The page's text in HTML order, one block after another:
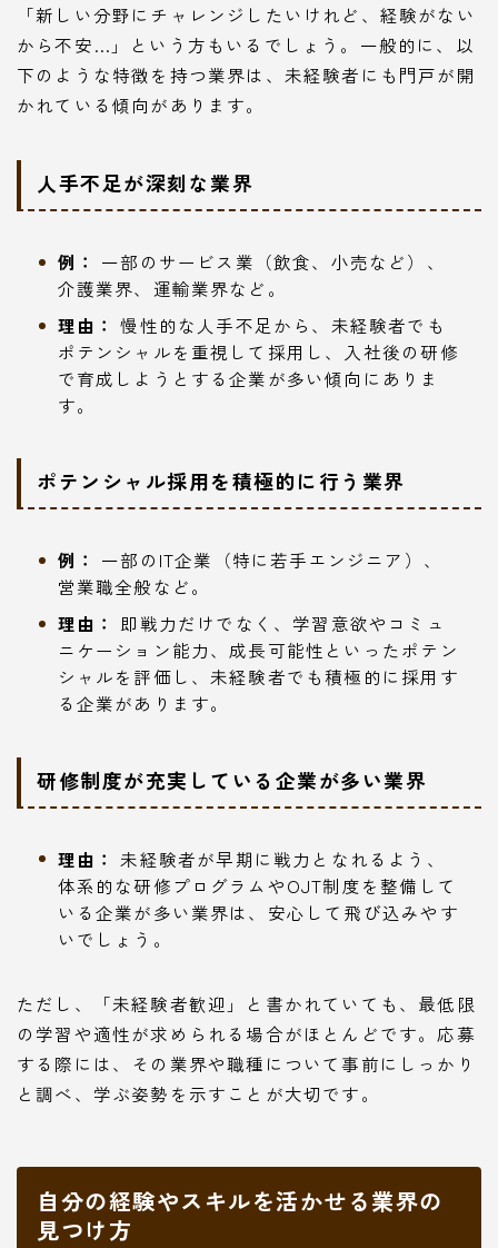
「新しい分野にチャレンジしたいけれど、経験がない
から不安…」という方もいるでしょう。一般的に、以
下のような特徴を持つ業界は、未経験者にも門戸が開
かれている傾向があります。
人手不足が深刻な業界
例：
一部のサービス業（飲食、小売など）、
介護業界、運輸業界など。
理由： 慢性的な人手不足から、未経験者でも
ポテンシャルを重視して採用し、入社後の研修
で育成しようとする企業が多い傾向にありま
す。
ポテンシャル採用を積極的に行う業界
例：
一部のIT企業（特に若手エンジニア）、
営業職全般など。
理由：
即戦力だけでなく、学習意欲やコミュ
ニケーション能力、成長可能性といったポテン
シャルを評価し、未経験者でも積極的に採用す
る企業があります。
研修制度が充実している企業が多い業界
理由：
未経験者が早期に戦力となれるよう、
体系的な研修プログラムやOJT制度を整備して
いる企業が多い業界は、安心して飛び込みやす
いでしょう。
ただし、「未経験者歓迎」と書かれていても、最低限
の学習や適性が求められる場合がほとんどです。応募
する際には、その業界や職種について事前にしっかり
と調べ、学ぶ姿勢を示すことが大切です。
自分の経験やスキルを活かせる業界の
見つけ方